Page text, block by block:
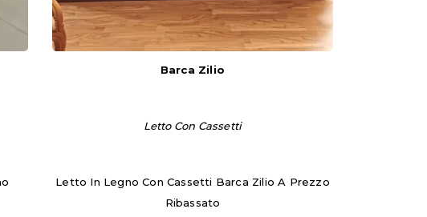
Barca Zilio
Letto Con Cassetti
Letto In Legno Con Cassetti Barca Zilio A Prezzo
Ribassato